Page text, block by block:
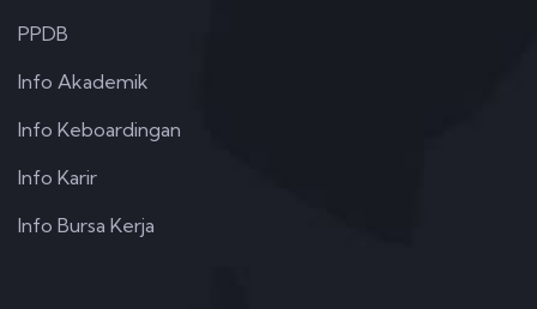
PPDB
Info Akademik
Info Keboardingan
Info Karir
Info Bursa Kerja